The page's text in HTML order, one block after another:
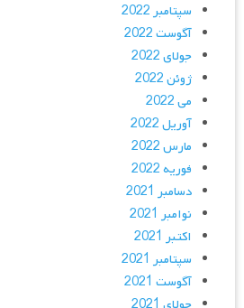
سپتامبر 2022
آگوست 2022
جولای 2022
ژوئن 2022
می 2022
آوریل 2022
مارس 2022
فوریه 2022
دسامبر 2021
نوامبر 2021
اکتبر 2021
سپتامبر 2021
آگوست 2021